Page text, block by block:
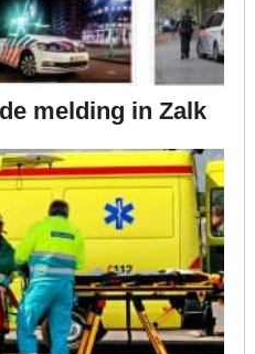
melding in Zalk